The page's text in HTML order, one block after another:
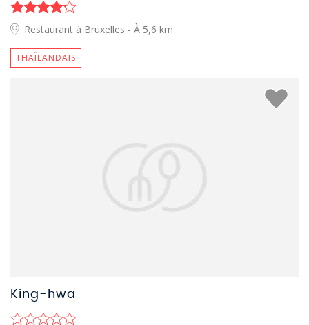
Restaurant à Bruxelles - À 5,6 km
THAÏLANDAIS
King-hwa